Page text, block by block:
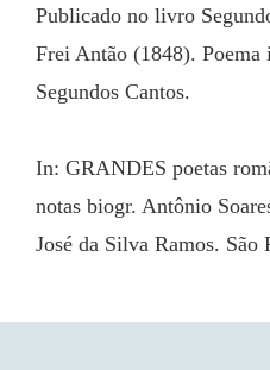
Publicado no livro
Frei Antão (1848). Poema
Segundos Cantos.
In: GRANDES poetas
notas biogr. Antônio